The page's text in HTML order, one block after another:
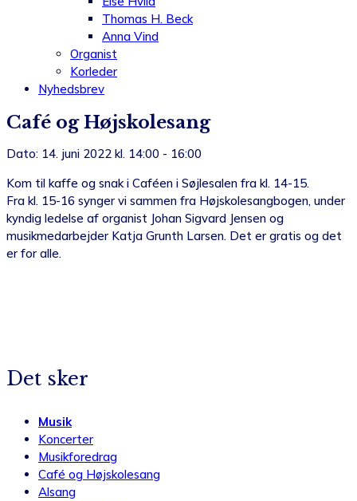
Thomas H. Beck
Anna Vind
Organist
Korleder
Nyhedsbrev
Café og Højskolesang
Dato: 14. juni 2022 kl. 14:00 - 16:00
Kom til kaffe og snak i Caféen i Søjlesalen fra kl. 14-15.
Fra kl. 15-16 synger vi sammen fra Højskolesangbogen, under
kyndig ledelse af organist Johan Sigvard Jensen og
musikmedarbejder Katja Grunth Larsen. Det er gratis og det
er for alle.
Det sker
Musik
Koncerter
Musikforedrag
Café og Højskolesang
Alsang